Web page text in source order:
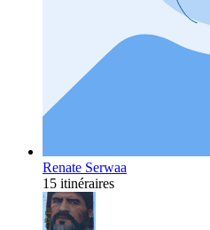
Renate Serwaa
15 itinéraires